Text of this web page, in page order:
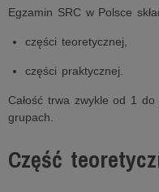
Egzamin SRC w Polsce
części teoretycznej,
części praktycznej.
Całość trwa zwykle od 1
grupach.
Część